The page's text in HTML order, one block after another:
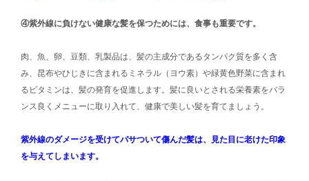
④紫外線に負けない健康な髪を保つためには、食事も重要です。
肉、魚、卵、豆類、乳製品は、髪の主成分であるタンパク質を多く含
み、昆布やひじきに含まれるミネラル（ヨウ素）や緑黄色野菜に含まれ
るビタミンは、髪の発育を促進します。髪に良いとされる栄養素をバラ
ンス良くメニューに取り入れて、健康で美しい髪を育てましょう。
紫外線のダメージを受けてパサついて傷んだ髪は、見た目に老けた印象
を与えてしまいます。